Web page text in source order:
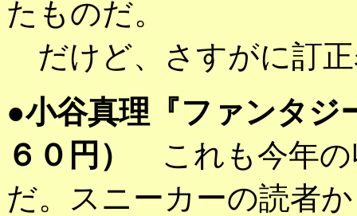
たものだ。
だけど、さすがに訂
●小谷真理『ファンタ
６０円）
これも今年の
だ。スニーカーの読者